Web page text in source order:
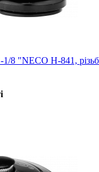
8 "NECO H-841,